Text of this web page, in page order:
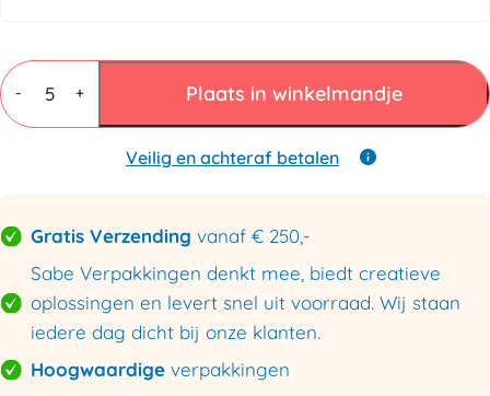
-
Ronde
verzendkokers
670x60mm
aantal
+ Plaats in winkelmandje
Veilig en achteraf betalen
Gratis Verzending vanaf € 250,-
Sabe Verpakkingen denkt mee, biedt creatieve
oplossingen en levert snel uit voorraad. Wij staan
iedere dag dicht bij onze klanten.
Hoogwaardige verpakkingen